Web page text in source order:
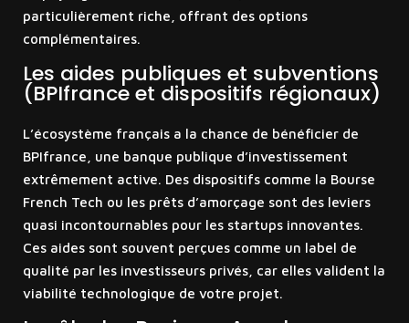
particulièrement riche, offrant des options
complémentaires.
Les aides publiques et subventions
(BPIfrance et dispositifs régionaux)
L’écosystème français a la chance de bénéficier de
BPIfrance, une banque publique d’investissement
extrêmement active. Des dispositifs comme la Bourse
French Tech ou les prêts d’amorçage sont des leviers
quasi incontournables pour les startups innovantes.
Ces aides sont souvent perçues comme un label de
qualité par les investisseurs privés, car elles valident la
viabilité technologique de votre projet.